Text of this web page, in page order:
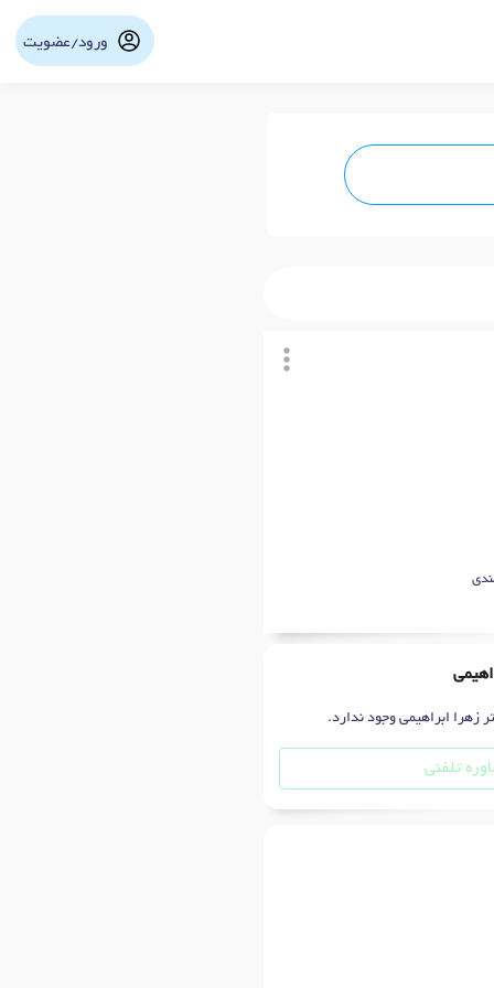
ورود/عضویت
زهرا ابراهیمی وجود ندارد.
تلفنی